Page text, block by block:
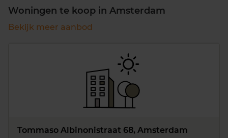
Woningen te koop in Amsterdam
Bekijk meer aanbod
Tommaso Albinonistraat 68, Amsterdam